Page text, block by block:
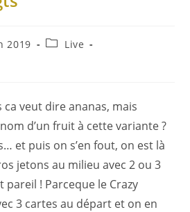
2019
Live
ca veut dire ananas, mais
d’un fruit à cette variante ?
et puis on s’en fout, on est là
jetons au milieu avec 2 ou 3
pareil ! Parceque le Crazy
3 cartes au départ et on en